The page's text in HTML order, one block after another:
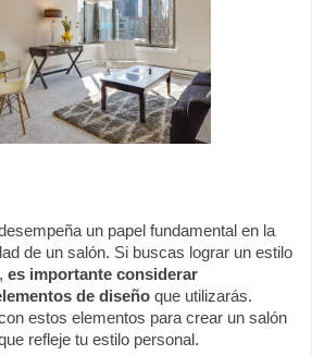
un papel fundamental en la
de un salón. Si buscas lograr un estilo
es importante considerar
de diseño que utilizarás.
estos elementos para crear un salón
refleje tu estilo personal.